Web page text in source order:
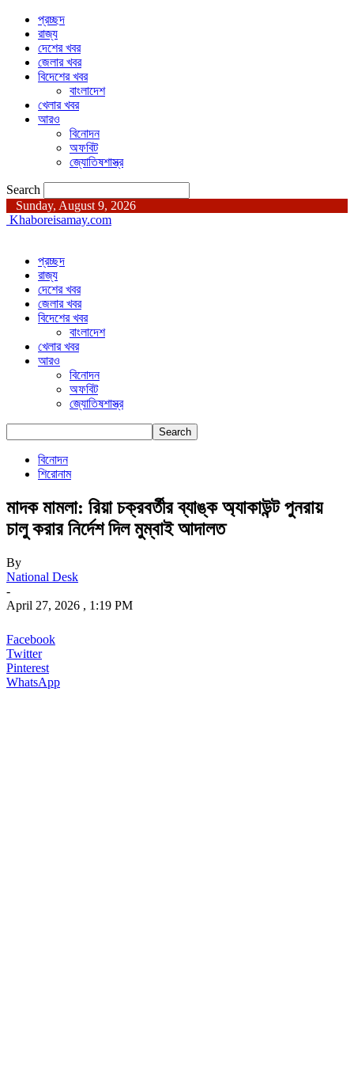
প্রচ্ছদ
রাজ্য
দেশের খবর
জেলার খবর
বিদেশের খবর
বাংলাদেশ
খেলার খবর
আরও
বিনোদন
অফবিট
জ্যোতিষশাস্ত্র
Search
Sunday, August 9, 2026
Khaboreisamay.com
প্রচ্ছদ
রাজ্য
দেশের খবর
জেলার খবর
বিদেশের খবর
বাংলাদেশ
খেলার খবর
আরও
বিনোদন
অফবিট
জ্যোতিষশাস্ত্র
বিনোদন
শিরোনাম
মাদক মামলা: রিয়া চক্রবর্তীর ব্যাঙ্ক অ্যাকাউন্ট পুনরায়
চালু করার নির্দেশ দিল মুম্বাই আদালত
By
National Desk
-
April 27, 2026 , 1:19 PM
Facebook
Twitter
Pinterest
WhatsApp